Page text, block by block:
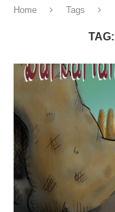
Home Tags
TAG: